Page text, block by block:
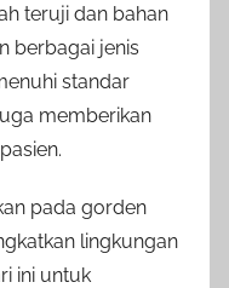
teruji dan bahan
berbagai jenis
standar
memberikan
pada gorden
lingkungan
ini untuk